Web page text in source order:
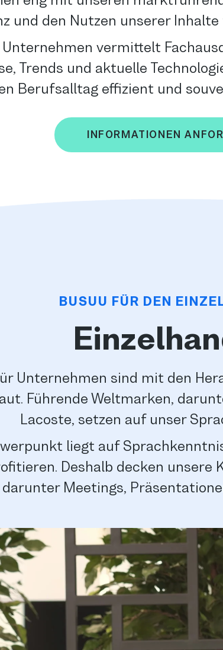
und den Nutzen unserer
vermittelt
Trends und aktuelle
Berufsalltag effizient und
INFORMATIONEN
BUSUU FÜR DEN
Unternehmen sind mit den
Führende Weltmarken,
Lacoste, setzen auf unser
liegt auf
Deshalb decken unsere
darunter Meetings,